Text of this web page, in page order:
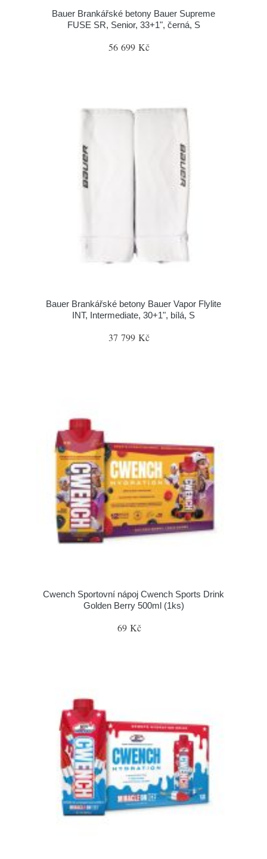
Bauer Brankářské betony Bauer Supreme
FUSE SR, Senior, 33+1", černá, S
56 699 Kč
Bauer Brankářské betony Bauer Vapor Flylite
INT, Intermediate, 30+1", bílá, S
37 799 Kč
Cwench Sportovní nápoj Cwench Sports Drink
Golden Berry 500ml (1ks)
69 Kč